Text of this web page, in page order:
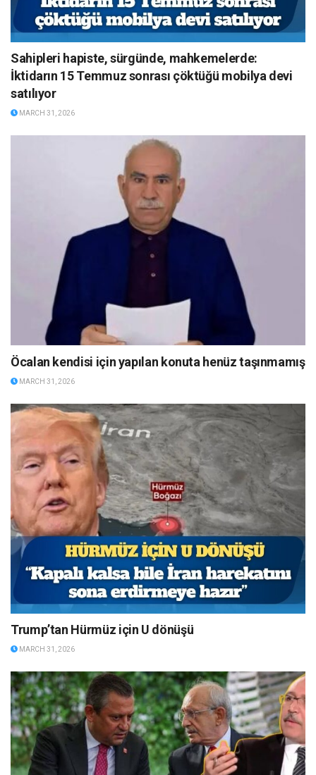
Sahipleri hapiste, sürgünde, mahkemelerde:
İktidarın 15 Temmuz sonrası çöktüğü mobilya devi
satılıyor
MARCH 31, 2026
Öcalan kendisi için yapılan konuta henüz taşınmamış
MARCH 31, 2026
Trump’tan Hürmüz için U dönüşü
MARCH 31, 2026